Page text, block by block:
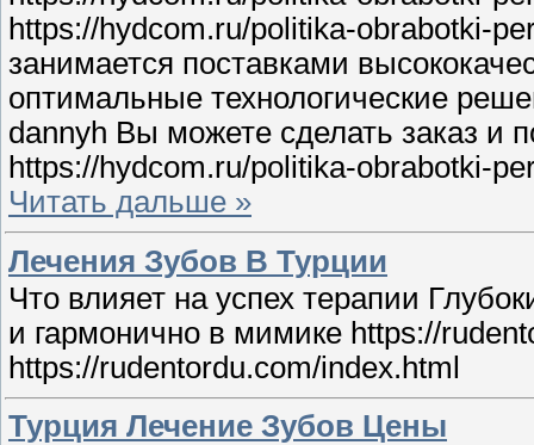
https://hydcom.ru/politika-obrabotki-
занимается поставками
оптимальные технологические
dannyh Вы можете сделать заказ и
https://hydcom.ru/politika-obrabotki-
Читать дальше »
Лечения Зубов В Турции
Что влияет на успех терапии
и гармонично в мимике https://
https://rudentordu.com/index.html
Турция Лечение Зубов Цены